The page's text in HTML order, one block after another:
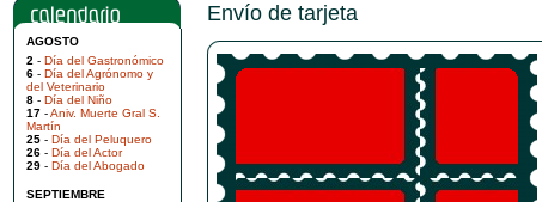
AGOSTO
2 - Día del Gastronómico
6 - Día del Agrónomo y
del Veterinario
8 - Día del Niño
17 -Aniv. Muerte Gral S.
Martín
25 - Día del Peluquero
26 - Día del Actor
29 - Día del Abogado
SEPTIEMBRE
Envío de tarjeta